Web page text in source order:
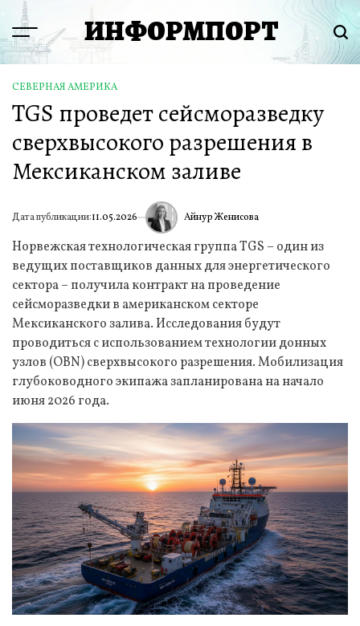
Перейти
содержимому
Menu ИНФОРМПОРТ
ОПУБЛИКОВАНО
В
СЕВЕРНАЯ АМЕРИКА
TGS проведет сейсморазведку
сверхвысокого разрешения в
Мексиканском заливе
Дата публикации:11.05.2026 ИА Айнур Женисова
Норвежская технологическая группа TGS – один из
ведущих поставщиков данных для энергетического
сектора – получила контракт на проведение
сейсморазведки в американском секторе
Мексиканского залива. Исследования будут
проводиться с использованием технологии донных
узлов (OBN) сверхвысокого разрешения. Мобилизация
глубоководного экипажа запланирована на начало
июня 2026 года.